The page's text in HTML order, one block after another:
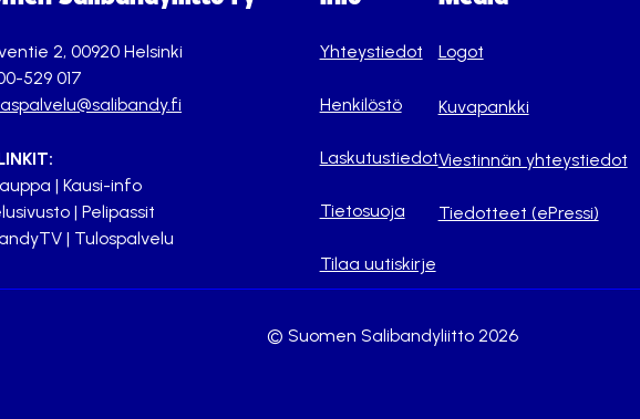
2, 00920 Helsinki
529 017
| Kausi-info
| Pelipassit
| Tulospalvelu
Yhteystiedot
Henkilöstö
Laskutustiedot
Tietosuoja
Tilaa uutiskirje
Logot
Kuvapankki
Viestinnän yhteystiedot
Tiedotteet (ePressi)
© Suomen Salibandyliitto 2026